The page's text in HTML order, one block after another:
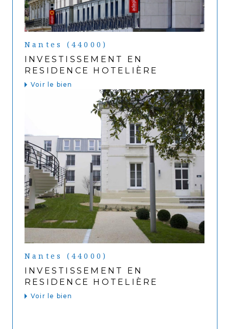
Nantes (44000)
INVESTISSEMENT EN
RESIDENCE HOTELIÈRE
Voir le bien
Nantes (44000)
INVESTISSEMENT EN
RESIDENCE HOTELIÈRE
Voir le bien